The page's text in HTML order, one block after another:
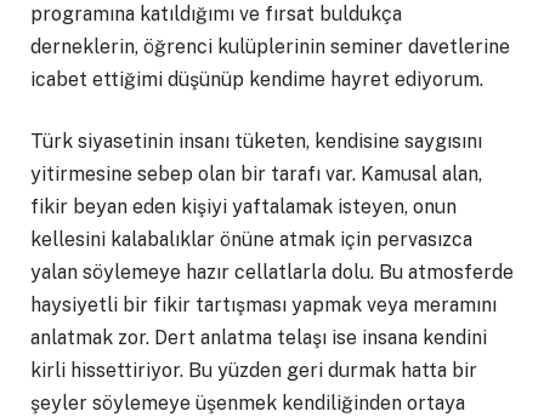
programına katıldığımı ve fırsat buldukça
derneklerin, öğrenci kulüplerinin seminer davetlerine
icabet ettiğimi düşünüp kendime hayret ediyorum.
Türk siyasetinin insanı tüketen, kendisine saygısını
yitirmesine sebep olan bir tarafı var. Kamusal alan,
fikir beyan eden kişiyi yaftalamak isteyen, onun
kellesini kalabalıklar önüne atmak için pervasızca
yalan söylemeye hazır cellatlarla dolu. Bu atmosferde
haysiyetli bir fikir tartışması yapmak veya meramını
anlatmak zor. Dert anlatma telaşı ise insana kendini
kirli hissettiriyor. Bu yüzden geri durmak hatta bir
şeyler söylemeye üşenmek kendiliğinden ortaya